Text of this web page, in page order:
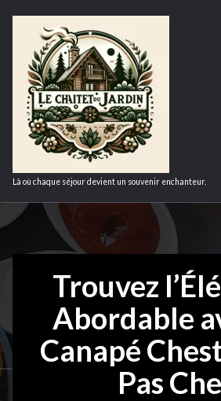
contenu
Là où chaque séjour devient un souvenir enchanteur.
Trouvez
Abordable
Canapé
Pas